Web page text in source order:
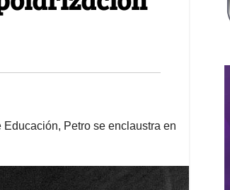
Petro se enclaustra en